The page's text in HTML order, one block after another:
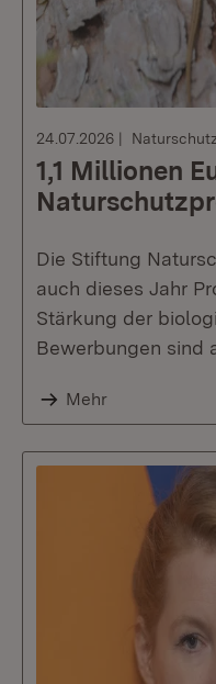
24.07.2026 Naturschutz
1,1 Millionen
Die Stiftung
auch dieses Jahr
Stärkung der
Bewerbungen sind
Mehr